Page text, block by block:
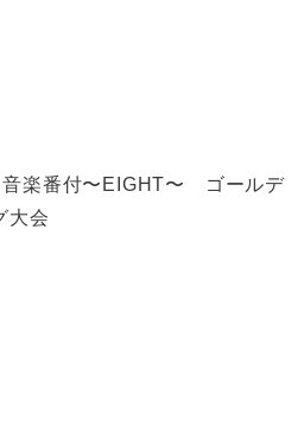
音楽番付〜EIGHT〜 ゴールデ
大会